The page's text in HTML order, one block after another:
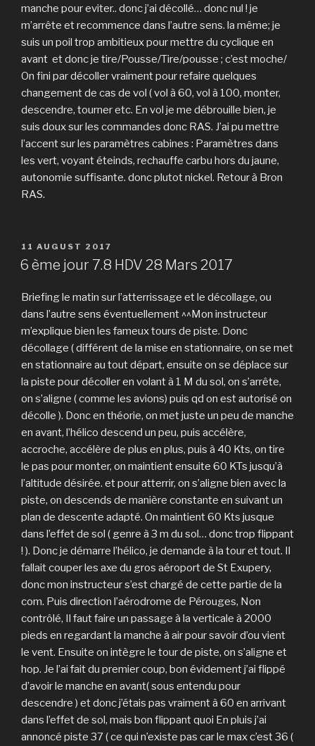
manche pour eviter.. donc j’ai décollé… donc nul ! je
m’arrête et recommence dans l’autre sens. la même; je
suis un poil trop ambitieux pour mettre du cyclique en
avant et donc je tire/Pousse/Tire/pousse ; c’est moche/
On fini par décoller vraiment pour refaire quelques
changement de cas de vol ( vol à 60, vol à 100, monter,
descendre, tourner etc. En vol je me débrouille bien, je
suis doux sur les commandes donc RAS. J’ai pu mettre
l’accent sur les paramètres cabines : Paramètres dans
les vert, voyant éteinds, rechauffe carbu hors du jaune,
autonomie suffisante. donc plutot nickel. Retour à Bron
RAS.
POSTED
ON
11 AUGUST 2017
6 ème jour 7.8 HDV 28 Mars 2017
Briefing le matin sur l’atterrissage et le décollage, ou
dans l’autre sens éventuellement ^^Mon instructeur
m’explique bien les fameux tours de piste. Donc
décollage ( différent de la mise en stationnaire, on se met
en stationnaire au tout départ, ensuite on se déplace sur
la piste pour décoller en volant à 1 M du sol, on s’arrête,
on s’aligne ( comme les avions) puis qd on est autorisé on
décolle ). Donc en théorie, on met juste un peu de manche
en avant, l’hélico descend un peu, puis accélère,
accroche, accélère de plus en plus, puis à 40 Kts, on tire
le pas pour monter, on maintient ensuite 60 KTs jusqu’à
l’altitude désirée. et pour atterrir, on s’aligne bien avec la
piste, on descends de manière constante en suivant un
plan de descente adapté. On maintient 60 Kts jusque
dans l’effet de sol ( genre à 3 m du sol… donc trop flippant
! ). Donc je démarre l’hélico, je demande à la tour et tout. Il
fallait couper les axe du gros aéroport de St Exupery,
donc mon instructeur s’est chargé de cette partie de la
com. Puis direction l’aérodrome de Pérouges, Non
contrôlé, Il faut faire un passage à la verticale à 2000
pieds en regardant la manche à air pour savoir d’ou vient
le vent. Ensuite on intègre le tour de piste, on s’aligne et
hop. Je l’ai fait du premier coup, bon évidement j’ai flippé
d’avoir le manche en avant( sous entendu pour
descendre ) et donc j’étais pas vraiment à 60 en arrivant
dans l’effet de sol, mais bon flippant quoi En pluis j’ai
annoncé piste 37 ( ce qui n’existe pas car le max c’est 36 (